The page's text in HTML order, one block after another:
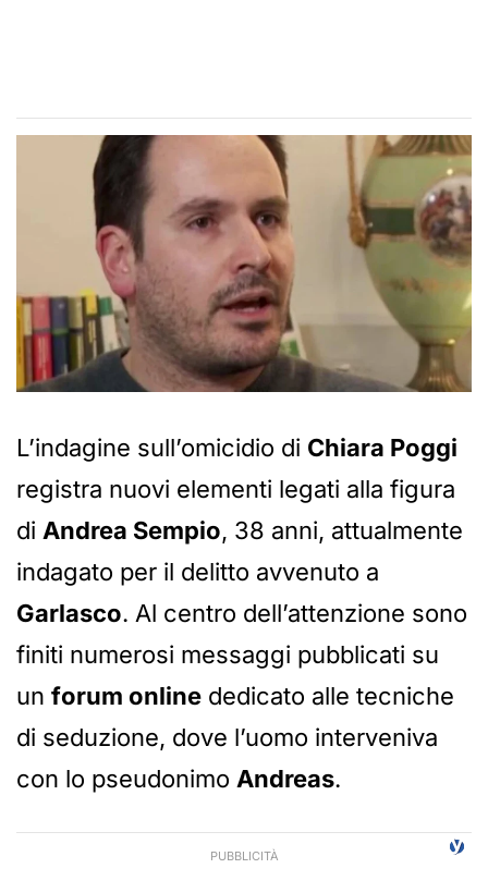
L’indagine sull’omicidio di Chiara Poggi
registra nuovi elementi legati alla figura
di Andrea Sempio, 38 anni, attualmente
indagato per il delitto avvenuto a
Garlasco. Al centro dell’attenzione sono
finiti numerosi messaggi pubblicati su
un forum online dedicato alle tecniche
di seduzione, dove l’uomo interveniva
con lo pseudonimo Andreas.